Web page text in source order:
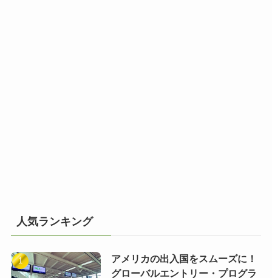
人気ランキング
アメリカの出入国をスムーズに！
グローバルエントリー・プログラ